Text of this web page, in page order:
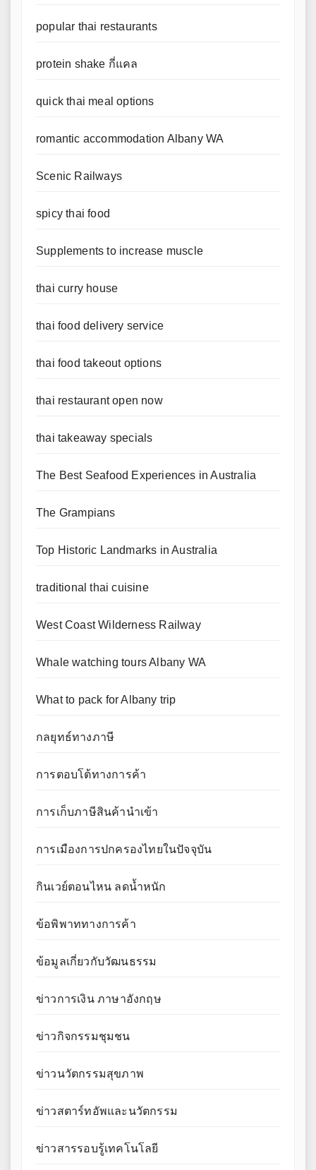
popular thai restaurants
protein shake กี่แคล
quick thai meal options
romantic accommodation Albany WA
Scenic Railways
spicy thai food
Supplements to increase muscle
thai curry house
thai food delivery service
thai food takeout options
thai restaurant open now
thai takeaway specials
The Best Seafood Experiences in Australia
The Grampians
Top Historic Landmarks in Australia
traditional thai cuisine
West Coast Wilderness Railway
Whale watching tours Albany WA
What to pack for Albany trip
กลยุทธ์ทางภาษี
การตอบโต้ทางการค้า
การเก็บภาษีสินค้านำเข้า
การเมืองการปกครองไทยในปัจจุบัน
กินเวย์ตอนไหน ลดน้ำหนัก
ข้อพิพาททางการค้า
ข้อมูลเกี่ยวกับวัฒนธรรม
ข่าวการเงิน ภาษาอังกฤษ
ข่าวกิจกรรมชุมชน
ข่าวนวัตกรรมสุขภาพ
ข่าวสตาร์ทอัพและนวัตกรรม
ข่าวสารรอบรู้เทคโนโลยี